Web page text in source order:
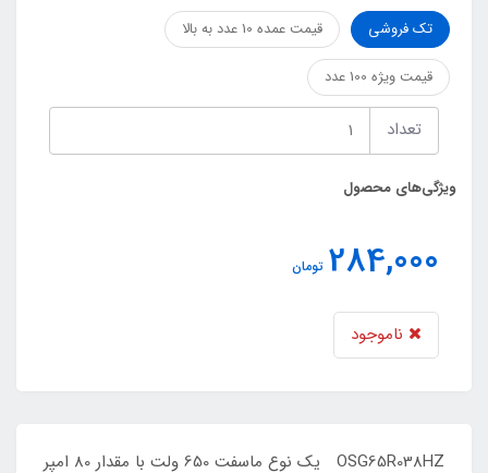
تک فروشی
قیمت عمده 10 عدد به بالا
قیمت ویژه 100 عدد
تعداد
ویژگی‌های محصول
284,000 تومان
ناموجود
OSG65R038HZ یک نوع ماسفت 650 ولت با مقدار 80 امپر